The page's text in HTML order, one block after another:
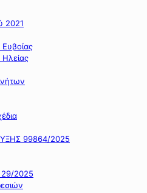
2021
Ευβοίας
Ηλείας
99864/2025
29/2025